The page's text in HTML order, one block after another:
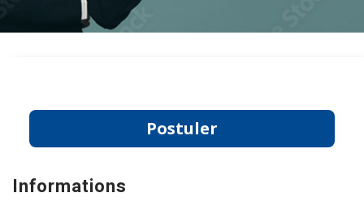
Postuler
Informations